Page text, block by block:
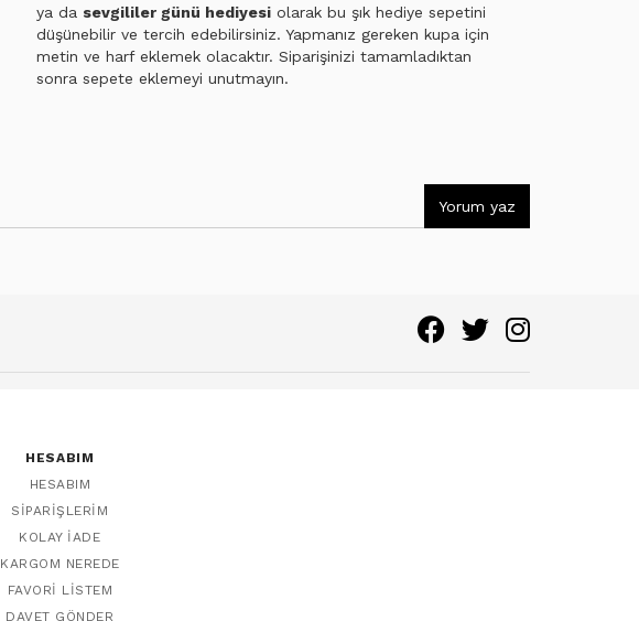
ya da sevgililer günü hediyesiolarak bu şık hediye sepetini
düşünebilir ve tercih edebilirsiniz. Yapmanız gereken kupa için
metin ve harf eklemek olacaktır. Siparişinizi tamamladıktan
sonra sepete eklemeyi unutmayın.
Yorum yaz
HESABIM
HESABIM
SIPARIŞLERIM
KOLAY İADE
KARGOM NEREDE
FAVORI LISTEM
DAVET GÖNDER